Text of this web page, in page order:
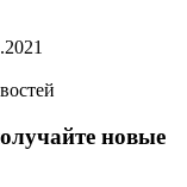
новые